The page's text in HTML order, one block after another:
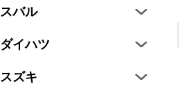
スバル
エクシーガ クロスオーバー7
ダイハツ
トール
スズキ
スイフト
ジムニー シエラ
Aクラス